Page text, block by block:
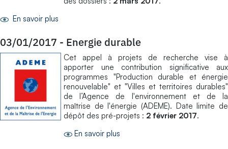
En savoir plus
03/01/2017 - Energie durable
Cet appel à projets de recherche vise à
apporter une contribution significative aux
programmes "Production durable et énergie
renouvelable" et "Villes et territoires durables"
de l’Agence de l'environnement et de la
maîtrise de l'énergie (ADEME). Date limite de
dépôt des pré-projets : 2 février 2017.
En savoir plus